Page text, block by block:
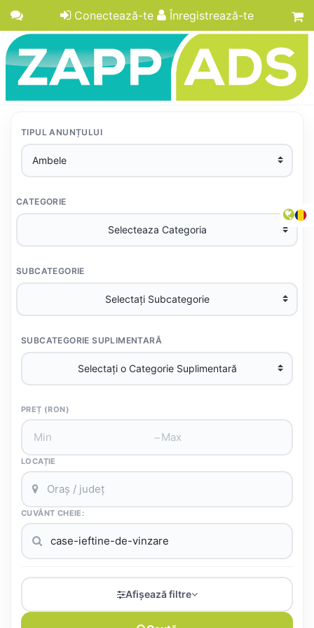
Conectează-te Înregistrează-te
TIPUL ANUNȚULUI
CATEGORIE
SUBCATEGORIE
SUBCATEGORIE SUPLIMENTARĂ
PREȚ (RON)
–
LOCAȚIE
CUVÂNT CHEIE:
Afișează filtre